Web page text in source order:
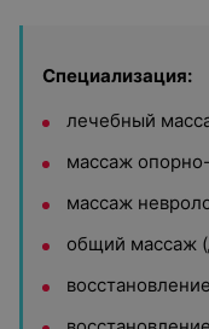
Специализация:
лечебный
массаж
массаж
общий массаж